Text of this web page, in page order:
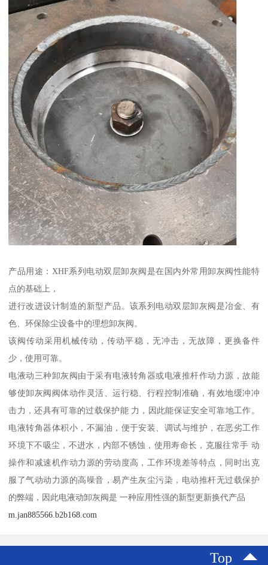
产品用途：XHF系列电动双层卸灰阀是在国内外常用卸灰阀性能特
点的基础上，
进行改进设计制造的新型产品。该系列电动双层卸灰阀是冶金、有
色、环保除尘设备中的理想卸灰阀。
该阀传动采用机械传动，传动平稳，无冲击，无故障，更换备件
少，使用可靠。
电液动三种卸灰阀由于采有电液转角器或电液推杆作动力源，故能
够使卸灰阀阀体动作灵活、运行稳、行程控制准确，有效地缓冲冲
击力，还具有可靠的过载保护能 力，因此能保证安全可靠地工作。
电液转角器体积小，不漏油，便于安装、调试与维护，在恶劣工作
环境下不吸尘，不进水，内部不锈蚀，使用寿命长，克服往常手 动
操作和减速机作动力源的劳动度高，工作环境差等特点，同时出克
服了气动动力源的高噪音，易产生灰尘污染，电动推杆无过载保护
的弊端，因此电液动卸灰阀是 一种应用性强的新型更新换代产品
m.jan885566.b2b168.com
Top